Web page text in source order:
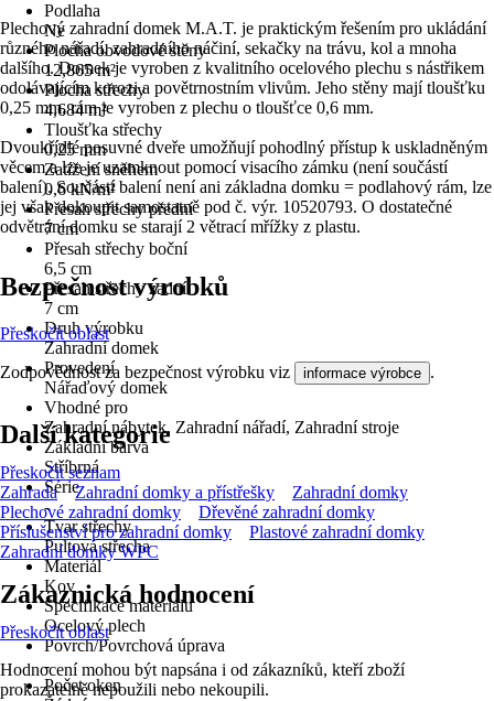
Podlaha
Ne
Plocha obvodové stěny
12,865 m²
Plocha střechy
4,684 m²
Tloušťka střechy
0,25 mm
Zatížení sněhem
0,6 kN/m²
Přesah střechy přední
7 cm
Přesah střechy boční
6,5 cm
Přesah střechy zadní
7 cm
Druh výrobku
Zahradní domek
Provedení
Nářaďový domek
Vhodné pro
Zahradní nábytek, Zahradní nářadí, Zahradní stroje
Základní barva
Stříbrná
Série
-
Tvar střechy
Pultová střecha
Materiál
Kov
Specifikace materiálu
Ocelový plech
Povrch/Povrchová úprava
-
Počet oken
Plechový zahradní domek M.A.T. je praktickým řešením pro ukládání
různého nářadí, zahradního náčiní, sekačky na trávu, kol a mnoha
dalšího. Domek je vyroben z kvalitního ocelového plechu s nástřikem
odolávajícím korozi a povětrnostním vlivům. Jeho stěny mají tloušťku
0,25 mm, rám je vyroben z plechu o tloušťce 0,6 mm.
Dvoukřídlé posuvné dveře umožňují pohodlný přístup k uskladněným
věcem a lze je uzamknout pomocí visacího zámku (není součástí
balení). Součástí balení není ani základna domku = podlahový rám, lze
jej však dokoupit samostatně pod č. výr. 10520793. O dostatečné
odvětrání domku se starají 2 větrací mřížky z plastu.
Bezpečnost výrobků
Přeskočit oblast
Zodpovědnost za bezpečnost výrobku viz informace výrobce .
Další kategorie
Přeskočit seznam
Zahrada
Zahradní domky a přístřešky
Zahradní domky
Plechové zahradní domky
Dřevěné zahradní domky
Příslušenství pro zahradní domky
Plastové zahradní domky
Zahradní domky WPC
Zákaznická hodnocení
Přeskočit oblast
Hodnocení mohou být napsána i od zákazníků, kteří zboží
prokazatelně nepoužili nebo nekoupili.